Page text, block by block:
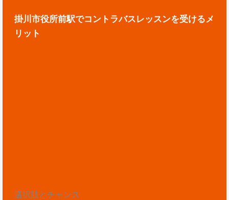
掛川市役所前駅でコントラバスレッスンを受けるメ
リット
選択肢とチャンス